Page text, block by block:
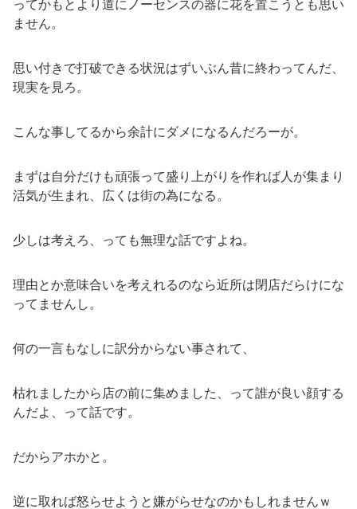
ってかもとより道にノーセンスの器に花を置こうとも思い
ません。
思い付きで打破できる状況はずいぶん昔に終わってんだ、
現実を見ろ。
こんな事してるから余計にダメになるんだろーが。
まずは自分だけも頑張って盛り上がりを作れば人が集まり
活気が生まれ、広くは街の為になる。
少しは考えろ、っても無理な話ですよね。
理由とか意味合いを考えれるのなら近所は閉店だらけにな
ってませんし。
何の一言もなしに訳分からない事されて、
枯れましたから店の前に集めました、って誰が良い顔する
んだよ、って話です。
だからアホかと。
逆に取れば怒らせようと嫌がらせなのかもしれませんｗ